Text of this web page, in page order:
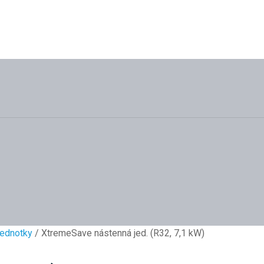
/ XtremeSave nástenná jed. (R32, 7,1 kW)